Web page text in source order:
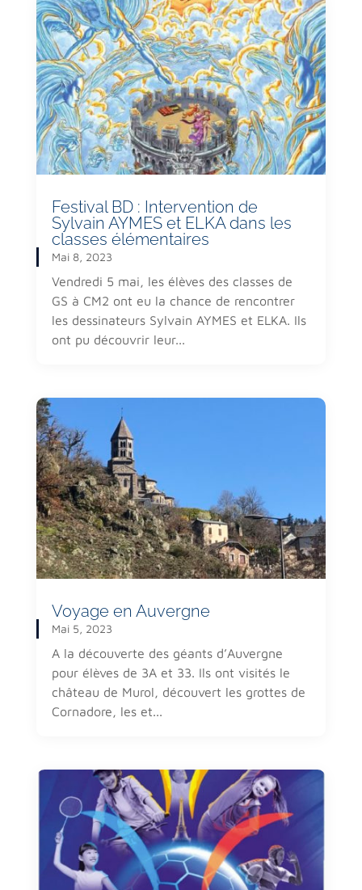
Festival BD : Intervention de
Sylvain AYMES et ELKA dans les
classes élémentaires
Mai 8, 2023
Vendredi 5 mai, les élèves des classes de
GS à CM2 ont eu la chance de rencontrer
les dessinateurs Sylvain AYMES et ELKA. Ils
ont pu découvrir leur...
Voyage en Auvergne
Mai 5, 2023
A la découverte des géants d’Auvergne
pour élèves de 3A et 33. Ils ont visités le
château de Murol, découvert les grottes de
Cornadore, les et...